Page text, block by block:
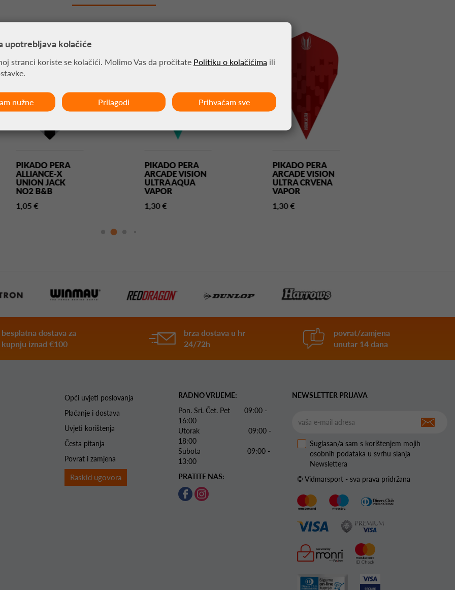
PIKADO PERA
ALLIANCE-X
UNION JACK
NO2 B&B
1,05 €
PIKADO PERA
ARCADE VISION
ULTRA AQUA
VAPOR
1,30 €
PIKADO PERA
ARCADE VISION
ULTRA CRVENA
VAPOR
1,30 €
besplatna dostava za
kupnju iznad €100
brza dostava u hr
24/72h
povrat/zamjena
unutar 14 dana
Opći uvjeti poslovanja
Plaćanje i dostava
Uvjeti korištenja
Česta pitanja
Povrat i zamjena
Raskid ugovora
RADNO VRIJEME:
Pon. Sri. Čet. Pet 09:00 -
16:00
Utorak 09:00 -
18:00
Subota 09:00 -
13:00
PRATITE NAS:
NEWSLETTER PRIJAVA
Suglasan/a sam s korištenjem mojih
osobnih podataka u svrhu slanja
Newslettera
© Vidmarsport - sva prava pridržana
upotrebljava kolačiće
stranci koriste se kolačići. Molimo Vas da pročitate Politiku o kolačićima ili
nužne Prilagodi Prihvaćam sve